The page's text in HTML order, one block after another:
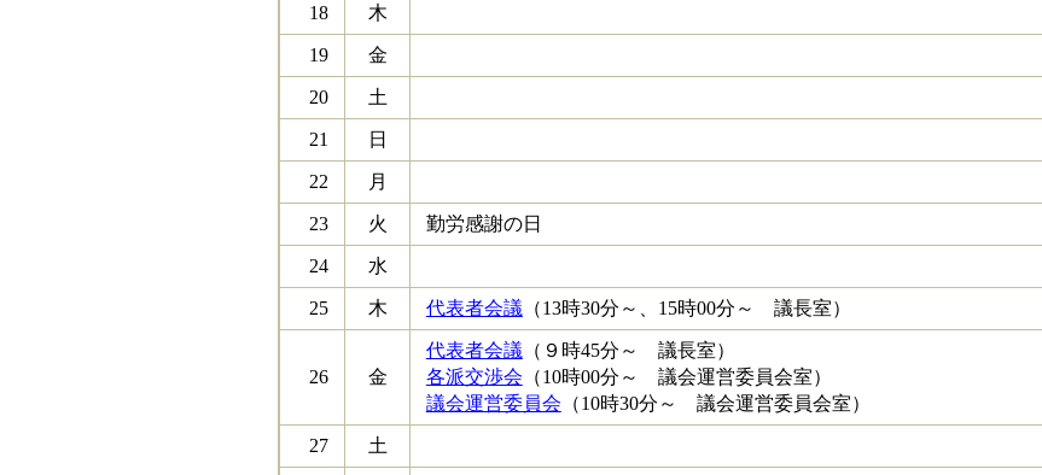
18 木
19 金
20 土
21 日
22 月
23 火 勤労感謝の日
24 水
25 木 代表者会議 （13時30分～、15時00分～ 議長室）
26 金
代表者会議 （９時45分～ 議長室）
各派交渉会 （10時00分～ 議会運営委員会室）
議会運営委員会 （10時30分～ 議会運営委員会室）
27 土